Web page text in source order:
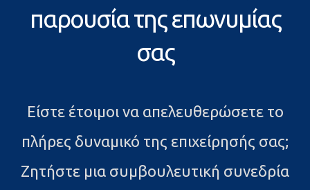
παρουσία της επωνυμίας
σας
Είστε έτοιμοι να απελευθερώσετε το
πλήρες δυναμικό της επιχείρησής σας;
Ζητήστε μια συμβουλευτική συνεδρία